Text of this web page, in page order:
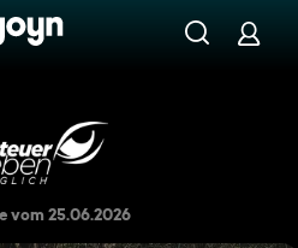
DIY Dauerbeet: Ein
vom 25.06.2026